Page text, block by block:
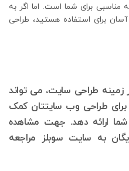
برای شما است. اما اگر به
برای استفاده هستید، طراحی
طراحی سایت، می تواند
طراحی وب سایتتان کمک
ارائه دهد. جهت مشاهده
به سایت سوبلز مراجعه